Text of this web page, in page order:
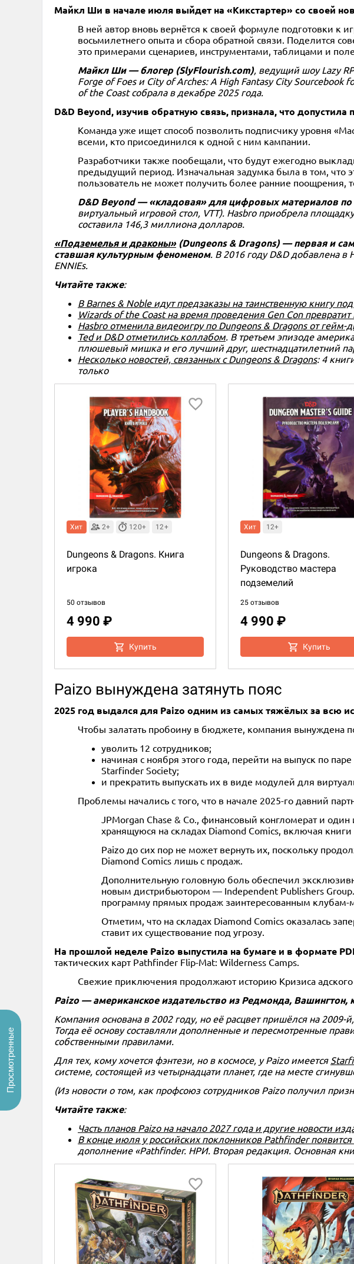
Майкл Ши в начале июля выйдет на «Кикстартер» со своей
В ней автор вновь вернётся к своей формуле подготовки к
восьмилетнего опыта и сбора обратной связи. Поделится
это примерами сценариев, инструментами, таблицами и
Майкл Ши — блогер (SlyFlourish.com), ведущий шоу Lazy
Forge of Foes и City of Arches: A High Fantasy City Sourcebook
of the Coast собрала в декабре 2025 года.
D&D Beyond, изучив обратную связь, признала, что допустила
Команда уже ищет способ позволить подписчику уровня
всеми, кто присоединился к одной с ним кампании.
Разработчики также пообещали, что будут ежегодно
предыдущий период. Изначальная задумка была в том,
пользователь не может получить более ранние поощрения,
D&D Beyond — «кладовая» для цифровых материалов
виртуальный игровой стол, VTT). Hasbro приобрела
составила 146,3 миллиона долларов.
«Подземелья и драконы»(Dungeons & Dragons) — первая и
ставшая культурным феноменом. В 2016 году D&D добавлена
ENNIEs.
Читайте также:
В Barnes & Noble идут предзаказы на таинственную книгу
Wizards of the Coast на время проведения Gen Con
Hasbro отменила видеоигру по Dungeons & Dragons от гейм-
Ted и D&D отметились коллабом . В третьем эпизоде
плюшевый мишка и его лучший друг, шестнадцатилетний
Несколько новостей, связанных с Dungeons & Dragons: 4
только
Хит 2+ 120+ 12+
Dungeons & Dragons. Книга
игрока
50 отзывов
4 990 ₽
Купить
Хит 12+
Dungeons & Dragons.
Руководство мастера
подземелий
25 отзывов
4 990 ₽
Купить
Paizo вынуждена затянуть пояс
2025 год выдался для Paizo одним из самых тяжёлых за всю
Чтобы залатать пробоину в бюджете, компания вынуждена
уволить 12 сотрудников;
начиная с ноября этого года, перейти на выпуск по
Starfinder Society;
и прекратить выпускать их в виде модулей для
Проблемы начались с того, что в начале 2025-го давний
JPMorgan Chase & Co., финансовый конгломерат и
хранящуюся на складах Diamond Comics, включая
Paizo до сих пор не может вернуть их, поскольку
Diamond Comics лишь с продаж.
Дополнительную головную боль обеспечил
новым дистрибьютором — Independent Publishers
программу прямых продаж заинтересованным клубам-
Отметим, что на складах Diamond Comics оказалась
ставит их существование под угрозу.
На прошлой неделе Paizo выпустила на бумаге и в формате
тактических карт Pathfinder Flip-Mat: Wilderness Camps.
Свежие приключения продолжают историю Кризиса
Paizo — американское издательство из Редмонда, Вашингтон,
Компания основана в 2002 году, но её расцвет пришёлся на
Тогда её основу составляли дополненные и пересмотренные
собственными правилами.
Для тех, кому хочется фэнтези, но в космосе, у Paizo имеется
системе, состоящей из четырнадцати планет, где на месте
(Из новости о том, как профсоюз сотрудников Paizo получил
Читайте также:
Часть планов Paizo на начало 2027 года и другие новости
В конце июля у российских поклонников Pathfinder
дополнение «Pathfinder. НРИ. Вторая редакция. Основная
Просмотренные